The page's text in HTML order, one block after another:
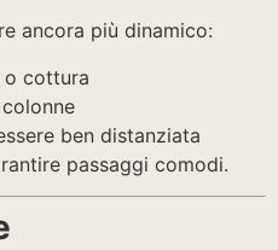
ancora più dinamico:
cottura
ben distanziata
passaggi comodi.